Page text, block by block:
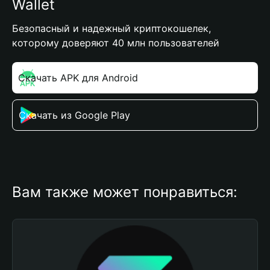
Wallet
Безопасный и надежный криптокошелек,
которому доверяют 40 млн пользователей
Скачать APK для Android
Скачать из Google Play
Вам также может понравиться: